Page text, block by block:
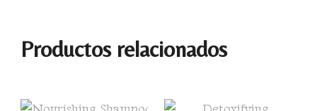
Productos relacionados